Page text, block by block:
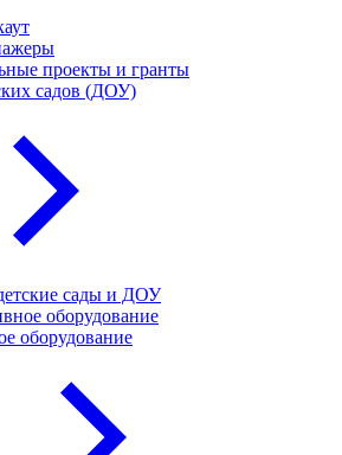
проекты и гранты
садов (ДОУ)
сады и ДОУ
оборудование
оборудование